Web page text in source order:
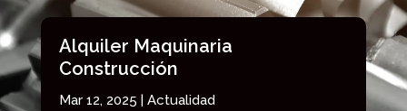
Alquiler Maquinaria
Construcción
Mar 12, 2025 | Actualidad